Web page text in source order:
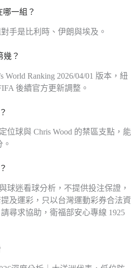
哪一組？
手是比利時、伊朗與埃及。
幾？
World Ranking 2026/04/01 版本，紐
後續官方更新調整。
位球與 Chris Wood 的禁區支點，能
球迷看球分析，不提供投注保證，
及運彩，只以台灣運動彩券合法資
尋求協助，衛福部安心專線 1925